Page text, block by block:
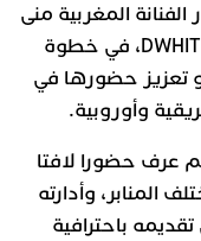
المغربية منى
فتو كسفيرة رسمية لعلامتي DCAP وDWHITE، في خطوة
تعزيز حضورها في
وأوروبية.
عرف حضورا لافتا
المنابر، وأدارته
باحترافية